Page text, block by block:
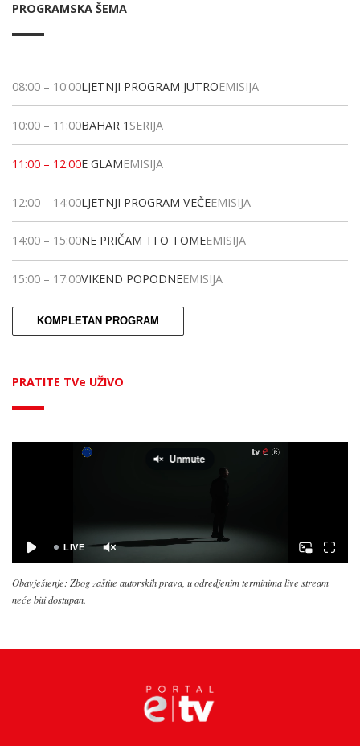
PROGRAMSKA ŠEMA
08:00 – 10:00LJETNJI PROGRAM JUTROEMISIJA
10:00 – 11:00BAHAR 1 SERIJA
11:00 – 12:00E GLAMEMISIJA
12:00 – 14:00LJETNJI PROGRAM VEČEEMISIJA
14:00 – 15:00NE PRIČAM TI O TOMEEMISIJA
15:00 – 17:00VIKEND POPODNEEMISIJA
KOMPLETAN PROGRAM
PRATITE TVe UŽIVO
Obavještenje: Zbog zaštite autorskih prava, u odredjenim terminima live stream
neće biti dostupan.